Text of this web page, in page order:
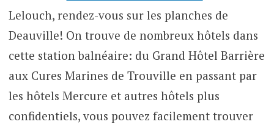
Lelouch, rendez-vous sur les planches de
Deauville! On trouve de nombreux hôtels dans
cette station balnéaire: du Grand Hôtel Barrière
aux Cures Marines de Trouville en passant par
les hôtels Mercure et autres hôtels plus
confidentiels, vous pouvez facilement trouver